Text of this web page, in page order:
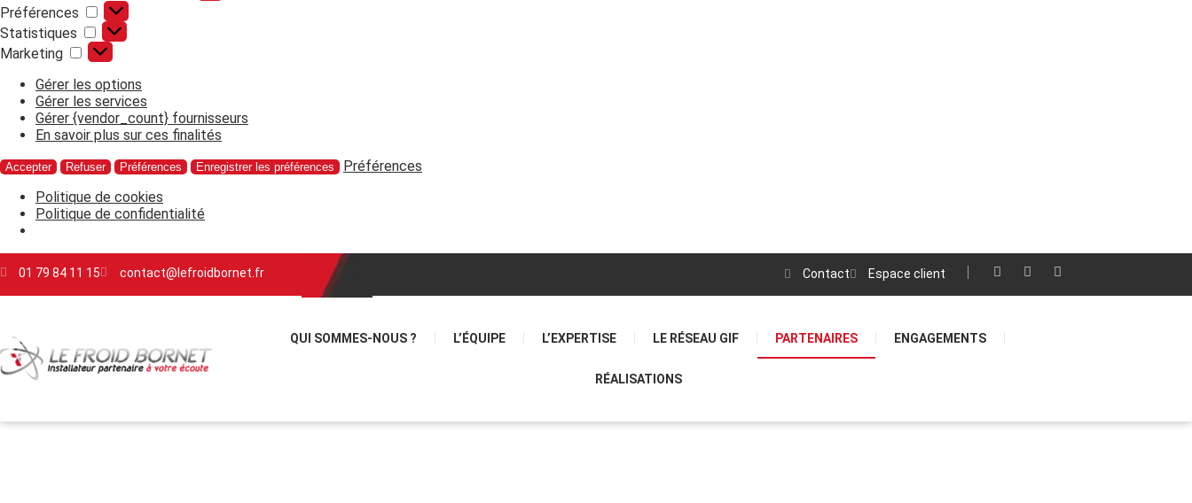
Préférences
Statistiques
Marketing
Gérer les options
Gérer les services
Gérer {vendor_count} fournisseurs
En savoir plus sur ces finalités
Accepter Refuser Préférences Enregistrer les préférences
Préférences
Politique de cookies
Politique de confidentialité
01 79 84 11 15 contact@lefroidbornet.fr Contact Espace client
QUI SOMMES-NOUS ? L’ÉQUIPE L’EXPERTISE LE RÉSEAU GIF PARTENAIRES ENGAGEMENTS
RÉALISATIONS